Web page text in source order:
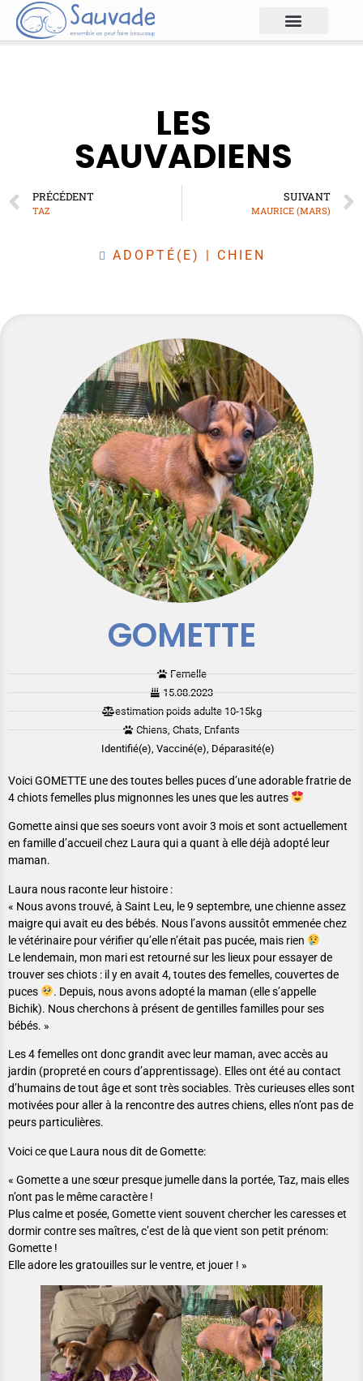
LES
SAUVADIENS
PRÉCÉDENT
TAZ
SUIVANT
MAURICE (MARS)
ADOPTÉ(E) | CHIEN
GOMETTE
Femelle
15.08.2023
estimation poids adulte 10-15kg
Chiens, Chats, Enfants
Identifié(e), Vacciné(e), Déparasité(e)
Voici GOMETTE une des toutes belles puces d’une adorable fratrie de
4 chiots femelles plus mignonnes les unes que les autres
Gomette ainsi que ses soeurs vont avoir 3 mois et sont actuellement
en famille d’accueil chez Laura qui a quant à elle déjà adopté leur
maman.
Laura nous raconte leur histoire :
« Nous avons trouvé, à Saint Leu, le 9 septembre, une chienne assez
maigre qui avait eu des bébés. Nous l’avons aussitôt emmenée chez
le vétérinaire pour vérifier qu’elle n’était pas pucée, mais rien
Le lendemain, mon mari est retourné sur les lieux pour essayer de
trouver ses chiots : il y en avait 4, toutes des femelles, couvertes de
puces
. Depuis, nous avons adopté la maman (elle s’appelle
Bichik). Nous cherchons à présent de gentilles familles pour ses
bébés. »
Les 4 femelles ont donc grandit avec leur maman, avec accès au
jardin (propreté en cours d’apprentissage). Elles ont été au contact
d’humains de tout âge et sont très sociables. Très curieuses elles sont
motivées pour aller à la rencontre des autres chiens, elles n’ont pas de
peurs particulières.
Voici ce que Laura nous dit de Gomette:
« Gomette a une sœur presque jumelle dans la portée, Taz, mais elles
n’ont pas le même caractère !
Plus calme et posée, Gomette vient souvent chercher les caresses et
dormir contre ses maîtres, c’est de là que vient son petit prénom:
Gomette !
Elle adore les gratouilles sur le ventre, et jouer ! »